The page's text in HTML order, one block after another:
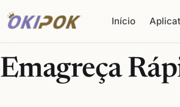
Início
Emagreça